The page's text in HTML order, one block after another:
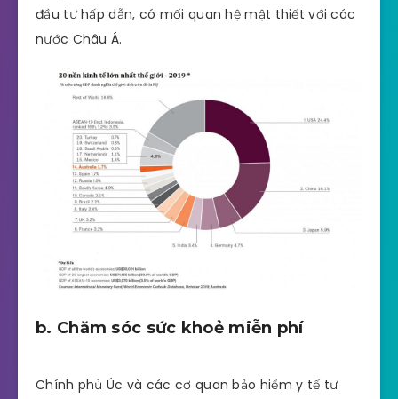
đầu tư hấp dẫn, có mối quan hệ mật thiết với các
nước Châu Á.
b. Chăm sóc sức khoẻ miễn phí
Chính phủ Úc và các cơ quan bảo hiểm y tế tư